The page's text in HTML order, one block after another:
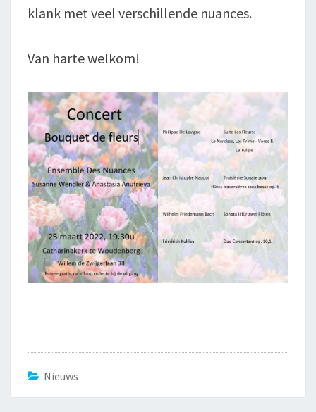
klank met veel verschillende nuances.
Van harte welkom!
Nieuws